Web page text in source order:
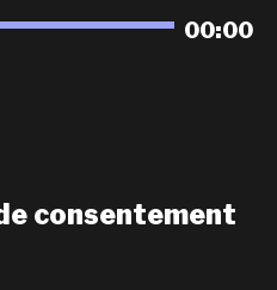
00:00
consentement